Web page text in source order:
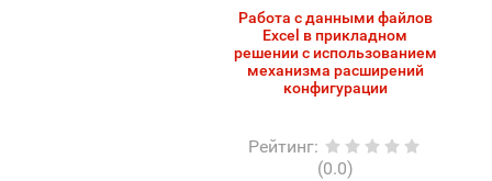
Работа с данными файлов
Excel в прикладном
решении с использованием
механизма расширений
конфигурации
Рейтинг:
(0.0)